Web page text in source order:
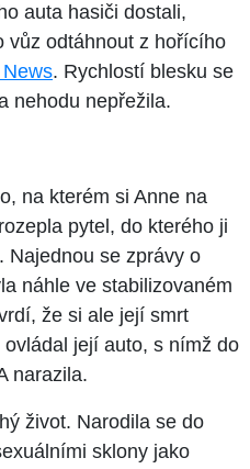
auta hasiči dostali,
vůz odtáhnout z hořícího
. Rychlostí blesku se
nehodu nepřežila.
na kterém si Anne na
pytel, do kterého ji
Najednou se zprávy o
náhle ve stabilizovaném
že si ale její smrt
její auto, s nímž do
narazila.
život. Narodila se do
sklony jako